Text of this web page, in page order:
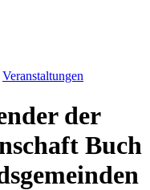
Veranstaltungen
der
Buch